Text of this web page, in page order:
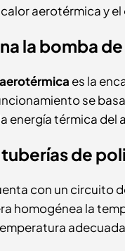
aerotérmica y
la bomba
es la
se
energía térmica del
de
con un circuito
homogénea la